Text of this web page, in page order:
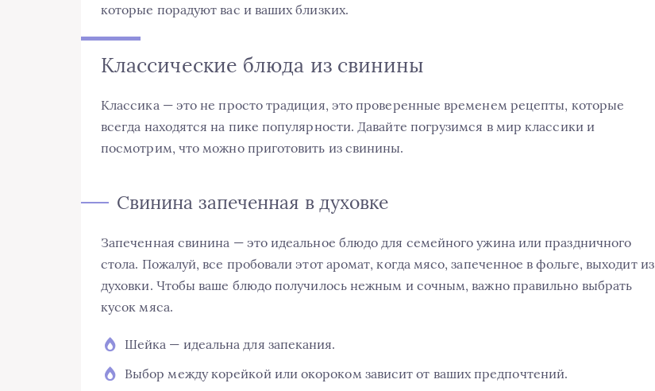
которые порадуют вас и ваших близких.
Классические блюда из свинины
Классика — это не просто традиция, это проверенные временем рецепты, которые
всегда находятся на пике популярности. Давайте погрузимся в мир классики и
посмотрим, что можно приготовить из свинины.
Свинина запеченная в духовке
Запеченная свинина — это идеальное блюдо для семейного ужина или праздничного
стола. Пожалуй, все пробовали этот аромат, когда мясо, запеченное в фольге, выходит из
духовки. Чтобы ваше блюдо получилось нежным и сочным, важно правильно выбрать
кусок мяса.
Шейка — идеальна для запекания.
Выбор между корейкой или окороком зависит от ваших предпочтений.